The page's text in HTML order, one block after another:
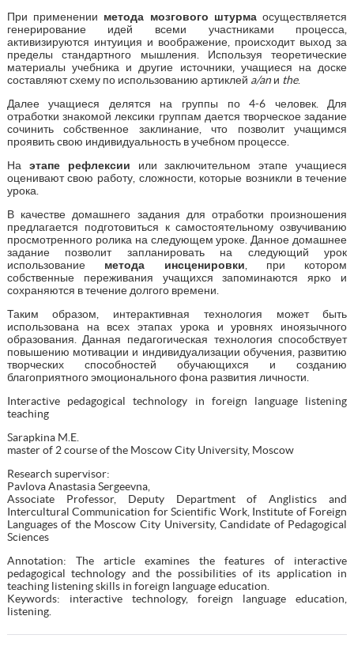
При применении метода мозгового штурмаосуществляется
генерирование идей всеми участниками процесса,
активизируются интуиция и воображение, происходит выход за
пределы стандартного мышления. Используя теоретические
материалы учебника и другие источники, учащиеся на доске
составляют схему по использованию артиклей a/anи the.
Далее учащиеся делятся на группы по 4-6 человек. Для
отработки знакомой лексики группам дается творческое задание
сочинить собственное заклинание, что позволит учащимся
проявить свою индивидуальность в учебном процессе.
На этапе рефлексии или заключительном этапе учащиеся
оценивают свою работу, сложности, которые возникли в течение
урока.
В качестве домашнего задания для отработки произношения
предлагается подготовиться к самостоятельному озвучиванию
просмотренного ролика на следующем уроке. Данное домашнее
задание позволит запланировать на следующий урок
использование метода инсценировки , при котором
собственные переживания учащихся запоминаются ярко и
сохраняются в течение долгого времени.
Таким образом, интерактивная технология может быть
использована на всех этапах урока и уровнях иноязычного
образования. Данная педагогическая технология способствует
повышению мотивации и индивидуализации обучения, развитию
творческих способностей обучающихся и созданию
благоприятного эмоционального фона развития личности.
Interactive pedagogical technology in foreign language listening
teaching
Sarapkina M.E.
master of 2 course of the Moscow City University, Moscow
Research supervisor:
Pavlova Anastasia Sergeevna,
Associate Professor, Deputy Department of Anglistics and
Intercultural Communication for Scientific Work, Institute of Foreign
Languages of the Moscow City University, Candidate of Pedagogical
Sciences
Annotation: The article examines the features of interactive
pedagogical technology and the possibilities of its application in
teaching listening skills in foreign language education.
Keywords: interactive technology, foreign language education,
listening.